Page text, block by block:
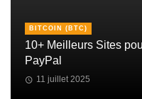
BITCOIN (BTC)
10+ Meilleurs Sites
PayPal
11 juillet 2025